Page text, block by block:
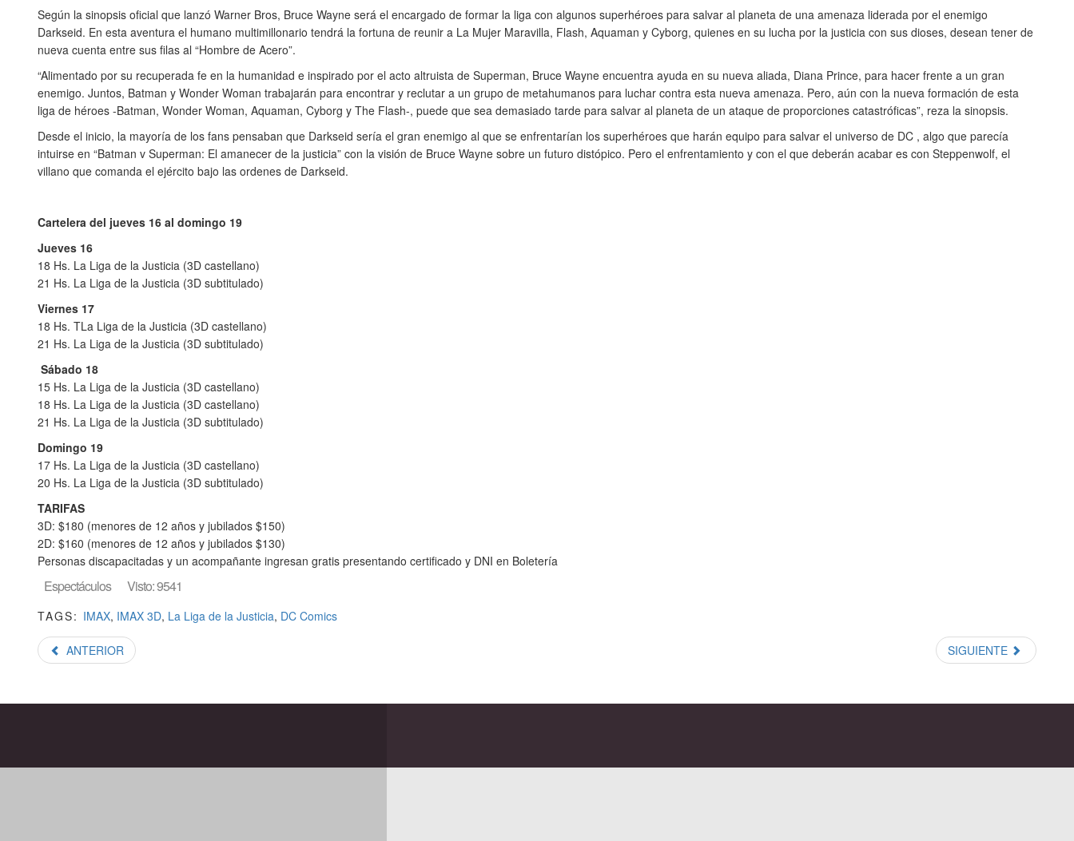
Según la sinopsis oficial que lanzó Warner Bros, Bruce Wayne será el encargado de formar la liga con algunos superhéroes para salvar al planeta de una amenaza liderada por el enemigo
Darkseid. En esta aventura el humano multimillonario tendrá la fortuna de reunir a La Mujer Maravilla, Flash, Aquaman y Cyborg, quienes en su lucha por la justicia con sus dioses, desean tener de
nueva cuenta entre sus filas al “Hombre de Acero”.
“Alimentado por su recuperada fe en la humanidad e inspirado por el acto altruista de Superman, Bruce Wayne encuentra ayuda en su nueva aliada, Diana Prince, para hacer frente a un gran
enemigo. Juntos, Batman y Wonder Woman trabajarán para encontrar y reclutar a un grupo de metahumanos para luchar contra esta nueva amenaza. Pero, aún con la nueva formación de esta
liga de héroes -Batman, Wonder Woman, Aquaman, Cyborg y The Flash-, puede que sea demasiado tarde para salvar al planeta de un ataque de proporciones catastróficas”, reza la sinopsis.
Desde el inicio, la mayoría de los fans pensaban que Darkseid sería el gran enemigo al que se enfrentarían los superhéroes que harán equipo para salvar el universo de DC , algo que parecía
intuirse en “Batman v Superman: El amanecer de la justicia” con la visión de Bruce Wayne sobre un futuro distópico. Pero el enfrentamiento y con el que deberán acabar es con Steppenwolf, el
villano que comanda el ejército bajo las ordenes de Darkseid.
Cartelera del jueves 16 al domingo 19
Jueves 16
18 Hs. La Liga de la Justicia (3D castellano)
21 Hs. La Liga de la Justicia (3D subtitulado)
Viernes 17
18 Hs. TLa Liga de la Justicia (3D castellano)
21 Hs. La Liga de la Justicia (3D subtitulado)
Sábado 18
15 Hs. La Liga de la Justicia (3D castellano)
18 Hs. La Liga de la Justicia (3D castellano)
21 Hs. La Liga de la Justicia (3D subtitulado)
Domingo 19
17 Hs. La Liga de la Justicia (3D castellano)
20 Hs. La Liga de la Justicia (3D subtitulado)
TARIFAS
3D: $180 (menores de 12 años y jubilados $150)
2D: $160 (menores de 12 años y jubilados $130)
Personas discapacitadas y un acompañante ingresan gratis presentando certificado y DNI en Boletería
Espectáculos Visto: 9541
TAGS: IMAX, IMAX 3D, La Liga de la Justicia, DC Comics
ANTERIOR SIGUIENTE